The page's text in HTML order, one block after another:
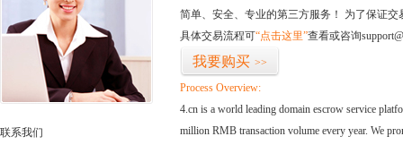
联系我们
简单、安全、专业的第三方服务！ 为了保证
具体交易流程可“点击这里”查看或咨询
我要购买 >>
Process Overview:
4.cn is a world leading domain escrow service
million RMB transaction volume every year. We